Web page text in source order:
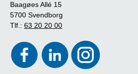
Baagøes Allé 15
5700 Svendborg
Tlf.: 63 20 20 00